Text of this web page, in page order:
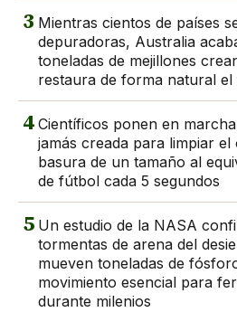
3 Mientras cientos de países
depuradoras, Australia
toneladas de mejillones
restaura de forma natural el
4 Científicos ponen en
jamás creada para limpiar
basura de un tamaño al
de fútbol cada 5 segundos
5 Un estudio de la NASA
tormentas de arena del
mueven toneladas de
movimiento esencial para
durante milenios